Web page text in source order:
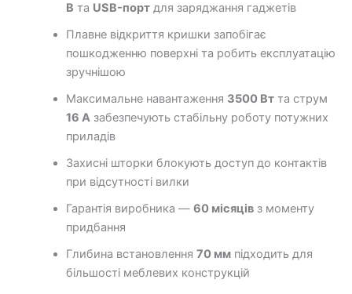
В та USB-портдля заряджання гаджетів
Плавне відкриття кришки запобігає
пошкодженню поверхні та робить експлуатацію
зручнішою
Максимальне навантаження 3500 Втта струм
16 Азабезпечують стабільну роботу потужних
приладів
Захисні шторки блокують доступ до контактів
при відсутності вилки
Гарантія виробника — 60 місяцівз моменту
придбання
Глибина встановлення 70 ммпідходить для
більшості меблевих конструкцій